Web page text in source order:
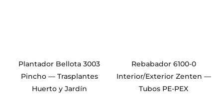
Plantador Bellota 3003
Pincho — Trasplantes
Huerto y Jardín
Rebabador 6100-0
Interior/Exterior Zenten —
Tubos PE-PEX